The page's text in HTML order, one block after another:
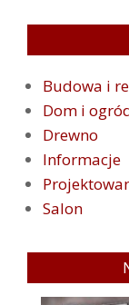
Budowa i
Dom i
Drewno
Informacje
Salon